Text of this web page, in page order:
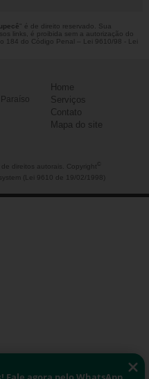
" é de direito reservado. Sua
links, é proibida sem a autorização do
184 do Código Penal –
Lei 9610/98 - Lei
Home
Serviços
Contato
Mapa do site
direitos autorais. Copyright
(Lei 9610 de 19/02/1998)